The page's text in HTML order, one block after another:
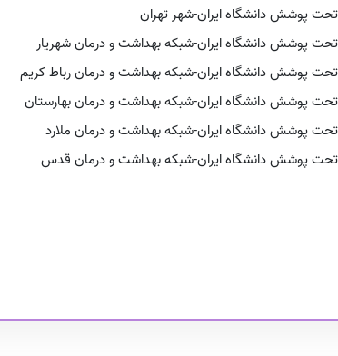
اطلاعیه آزمون تعیین صلاحیت
متقاضیان احراز مسئولیت فنی شرکت
های خدمات مبارزه با حشرات و جانوران
موذی در اماکن عمومی و خانگی حوزه
تحت پوشش دانشگاه ایران-شهریور 1404
1404/05/04
اطلاعیه آزمون تعیین صلاحیت
متقاضیان احراز مسئولیت فنی شرکت
های خدمات مبارزه با حشرات و جانوران
شهرستان رباط کریم
پوشش دانشگاه ایران-شهر تهران
پوشش دانشگاه ایران-شبکه بهداشت و درمان شهریار
پوشش دانشگاه ایران-شبکه بهداشت و درمان رباط کریم
پوشش دانشگاه ایران-شبکه بهداشت و درمان بهارستان
پوشش دانشگاه ایران-شبکه بهداشت و درمان ملارد
تحت پوشش دانشگاه ایران-شبکه بهداشت و درمان قدس